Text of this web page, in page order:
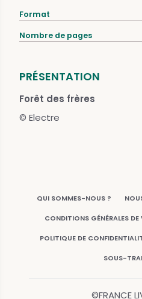
Format
Nombre de pages
PRÉSENTATION
Forêt des frères
© Electre
QUI SOMMES-NOUS ?
CONDITIONS GÉNÉRALES DE
POLITIQUE DE
SOUS-
©FRANCE